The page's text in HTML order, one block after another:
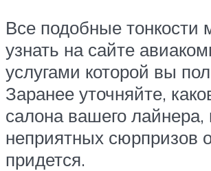
Все подобные тонкости
узнать на сайте
услугами которой вы
Заранее уточняйте,
салона вашего лайнера,
неприятных сюрпризов
придется.